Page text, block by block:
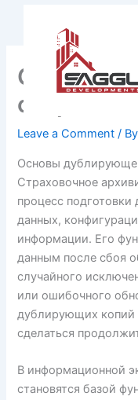
Основы
Leave a Comment /
Основы
Страховочное
процесс
данных,
информации. Его
данным после сбоя
случайного
или ошибочного
дублирующих копий
сделаться
В информационной
становятся базой